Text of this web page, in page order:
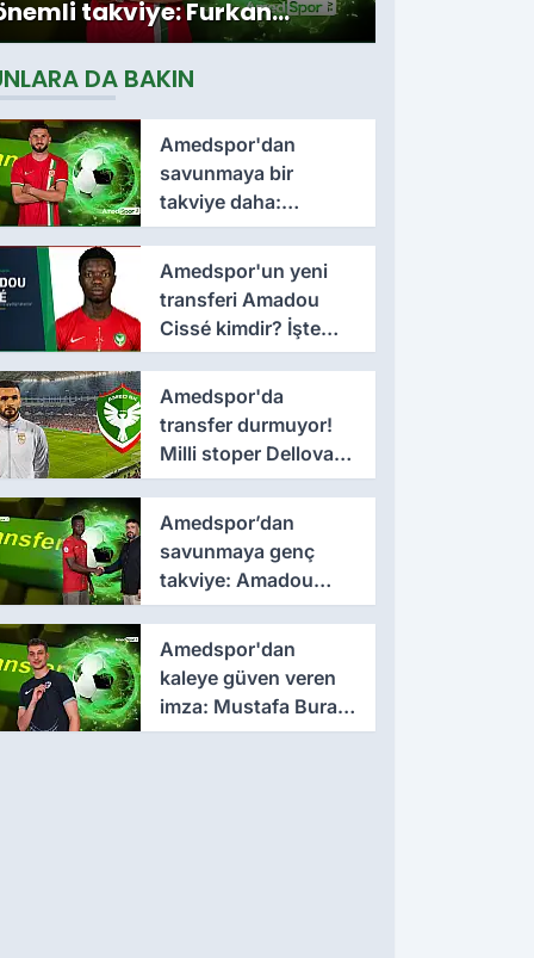
takviye: Furkan
ile sözleşme
DA BAKIN
Amedspor'dan
savunmaya bir
takviye daha:
Lumbardh Dellova ile
3 yıllık imza
Amedspor'un yeni
transferi Amadou
Cissé kimdir? İşte
kariyeri ve forma
giydiği takımlar
Amedspor'da
transfer durmuyor!
Milli stoper Dellova
imza için Türkiye'ye
geldi
Amedspor’dan
savunmaya genç
takviye: Amadou
Cissé ile 3 yıllık
sözleşme
Amedspor'dan
kaleye güven veren
imza: Mustafa Burak
Bozan resmen